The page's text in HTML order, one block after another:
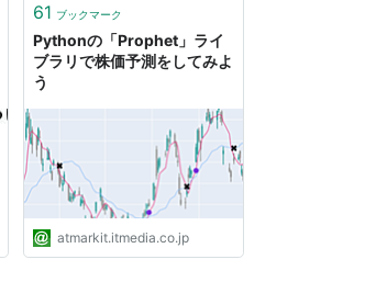
61 ブックマーク
Pythonの「Prophet」ライ
ブラリで株価予測をしてみよ
う
atmarkit.itmedia.co.jp